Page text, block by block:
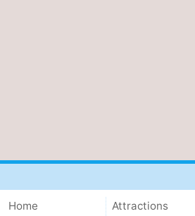
Home
Attractions